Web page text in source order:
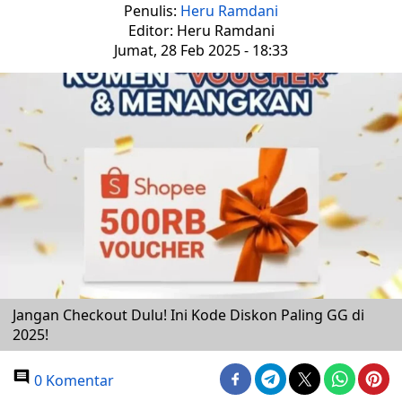
Penulis: Heru Ramdani
Editor: Heru Ramdani
Jumat, 28 Feb 2025 - 18:33
Jangan Checkout Dulu! Ini Kode Diskon Paling GG di
2025!
0 Komentar